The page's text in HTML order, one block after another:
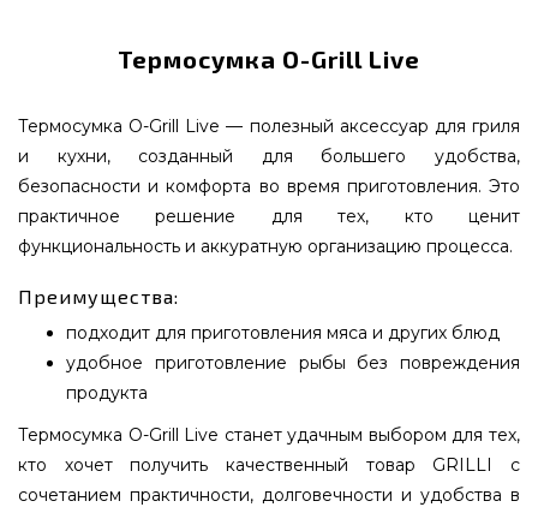
Термосумка O-Grill Live
Термосумка O-Grill Live — полезный аксессуар для гриля
и кухни, созданный для большего удобства,
безопасности и комфорта во время приготовления. Это
практичное решение для тех, кто ценит
функциональность и аккуратную организацию процесса.
Преимущества:
подходит для приготовления мяса и других блюд
удобное приготовление рыбы без повреждения
продукта
Термосумка O-Grill Live станет удачным выбором для тех,
кто хочет получить качественный товар GRILLI с
сочетанием практичности, долговечности и удобства в